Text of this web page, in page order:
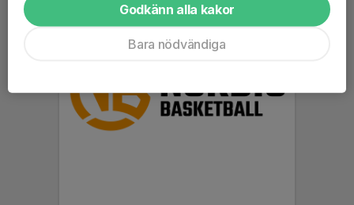
Godkänn alla kakor
Bara nödvändiga